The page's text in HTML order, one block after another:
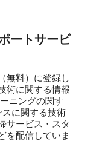
ートサービ
無料）に登録し
術に関する情報
ニングの関す
に関する技術
サービス・スタ
を配信していま